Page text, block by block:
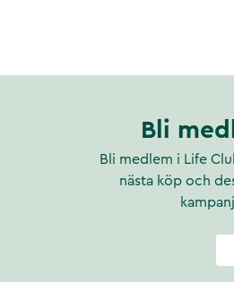
Bli
Bli medlem i Life
nästa köp och